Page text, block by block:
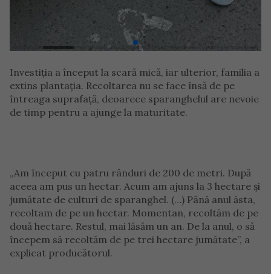
Investiția a început la scară mică, iar ulterior, familia a
extins plantația. Recoltarea nu se face însă de pe
întreaga suprafață, deoarece sparanghelul are nevoie
de timp pentru a ajunge la maturitate.
„Am început cu patru rânduri de 200 de metri. După
aceea am pus un hectar. Acum am ajuns la 3 hectare și
jumătate de culturi de sparanghel. (…) Până anul ăsta,
recoltam de pe un hectar. Momentan, recoltăm de pe
două hectare. Restul, mai lăsăm un an. De la anul, o să
începem să recoltăm de pe trei hectare jumătate”, a
explicat producătorul.